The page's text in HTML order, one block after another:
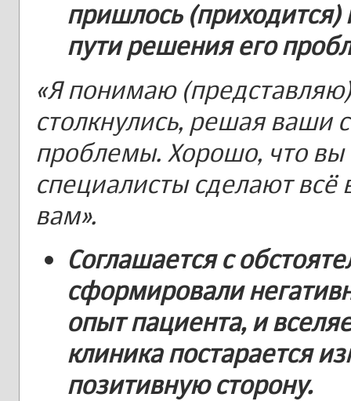
пришлось (приходится)
пути решения его
«Я понимаю
столкнулись, решая ваши
проблемы. Хорошо, что
специалисты сделают
вам».
Соглашается с
сформировали
опыт пациента, и
клиника постарается
позитивную сторону.